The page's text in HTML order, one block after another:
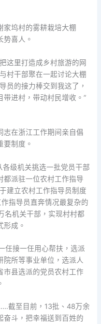
家坞村的雾耕栽培大棚
势喜人。
这里打造成乡村旅游的网
村干部聚在一起讨论大棚
员的接力棒交到我这了，
进村，带动村民增收。”
志在浙江工作期间亲自倡
要制度。
级机关挑选一批党员干部
都派驻一位农村工作指导
建立农村工作指导员制度
指导员直奔情况最复杂的
名机关干部，实现村村都
形成。
任接一任用心帮扶，选派
院所等事业单位，选派人
市县选派的党员农村工作
截至目前，13批、48万余
奋斗，把幸福送到百姓的